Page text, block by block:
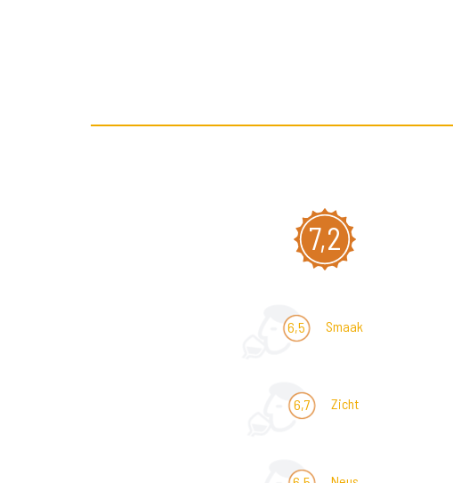
7,2
6,5 Smaak
6,7 Zicht